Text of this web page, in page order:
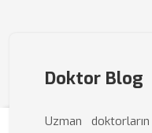
Doktor Blog
Uzman